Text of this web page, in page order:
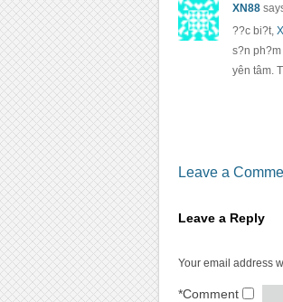
XN88
??c bi?t,
s?n
yên tâm.
Leave a
Leave a Reply
Your email address
Comment
*